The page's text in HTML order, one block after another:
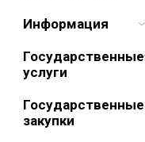
Информация
Государственные
услуги
Государственные
закупки